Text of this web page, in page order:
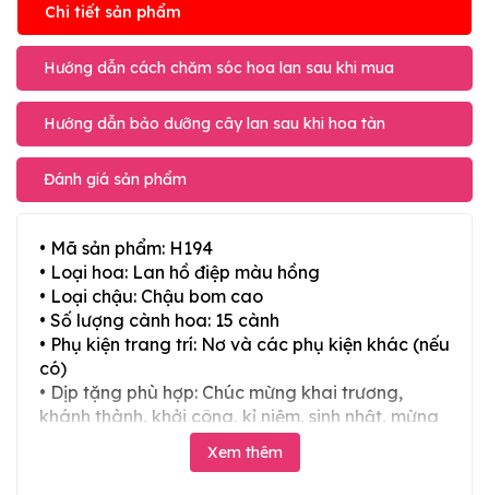
Chi tiết sản phẩm
Hướng dẫn cách chăm sóc hoa lan sau khi mua
Hướng dẫn bảo dưỡng cây lan sau khi hoa tàn
Đánh giá sản phẩm
• Mã sản phẩm: H194
• Loại hoa: Lan hồ điệp màu hồng
• Loại chậu: Chậu bom cao
• Số lượng cành hoa: 15 cành
• Phụ kiện trang trí: Nơ và các phụ kiện khác (nếu
có)
• Dịp tặng phù hợp: Chúc mừng khai trương,
khánh thành, khởi công, kỉ niệm, sinh nhật, mừng
thọ, mừng cưới, tân gia và các ngày lễ tết trong
Xem thêm